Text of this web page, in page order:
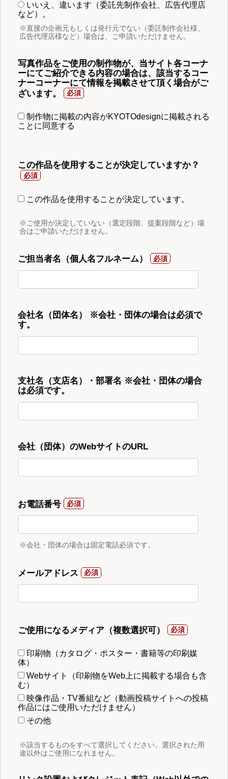
いいえ、違います（委託先制作会社、広告代理店
など）。
※直接の企画元もしくは発行元でない（委託制作会社様、
広告代理店様など）場合は、ご申請いただけません。
写真作品をご使用の制作物が、当サイト各コーナ
ーにてご紹介できる内容の場合は、該当するコー
ナーコーナーにて情報を掲載させて頂く場合がご
ざいます。
制作物に掲載の内容がKYOTOdesignに掲載される
ことに同意する
この作品を使用することが決定していますか？
この作品を使用することが決定しています。
※ご使用が決定していない（選定段階、提案段階など）場
合はご申請いただけません。
ご担当者名（個人名フルネーム）
会社名（団体名） ※会社・団体の場合は必須で
す。
支社名（支店名）・部署名 ※会社・団体の場合
は必須です。
会社（団体）のWebサイトのURL
お電話番号
※会社・団体の場合は固定電話必須です。
メールアドレス
ご使用になるメディア（複数選択可）
印刷物（カタログ・ポスター・書籍等の印刷媒
体）
Webサイト（印刷物をWeb上に掲載する場合も含
む）
映像作品・TV番組など（動画投稿サイトへの投稿
作品にはご使用いただけません）
その他
※該当するものをすべて選択してください。選択された用
途以外はご使用になれません。